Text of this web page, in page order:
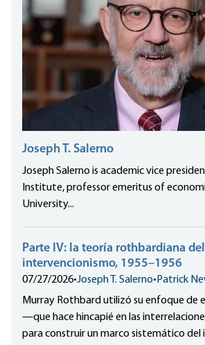
Joseph T. Salerno
Joseph Salerno is academic vice
Institute, professor emeritus of
University...
Parte IV: la teoría rothbardiana del
intervencionismo, 1955–1956
07/27/2026•Joseph T. Salerno• Patrick
Murray Rothbard utilizó su enfoque de
—que hace hincapié en las
para construir un marco sistemático del